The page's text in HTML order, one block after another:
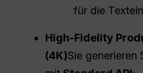
für die
High-Fidelity
(4K)Sie generieren